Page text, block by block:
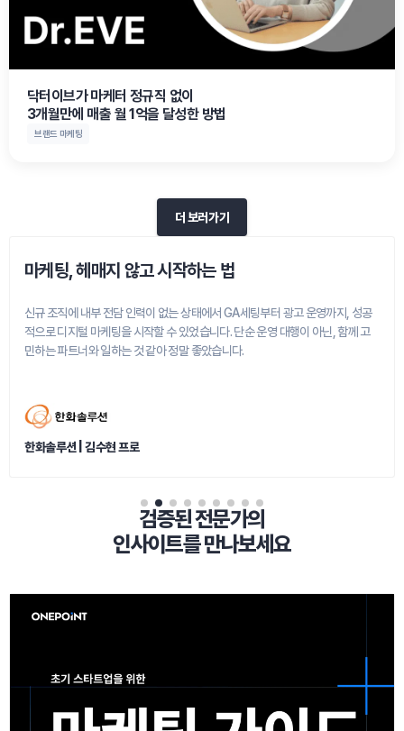
닥터이브가 마케터 정규직 없이
3개월만에 매출 월 1억을 달성한 방법
브랜드 마케팅
더 보러가기
마케팅, 헤매지 않고 시작하는 법
신규 조직에 내부 전담 인력이 없는 상태에서 GA세팅부터 광고 운영까지, 성공
적으로 디지털 마케팅을 시작할 수 있었습니다. 단순 운영 대행이 아닌, 함께 고
민하는 파트너와 일하는 것 같아 정말 좋았습니다.
한화솔루션 | 김수현 프로
검증된 전문가의
인사이트를 만나보세요